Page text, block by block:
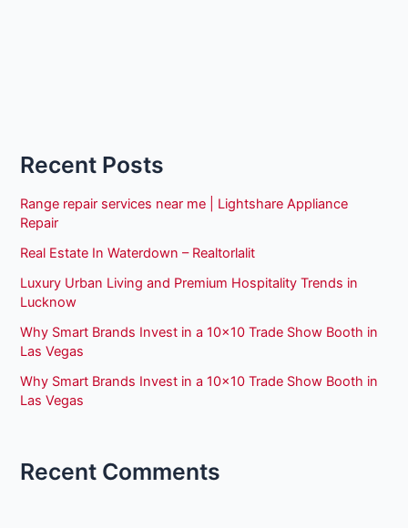
Recent Posts
Range repair services near me | Lightshare Appliance
Repair
Real Estate In Waterdown – Realtorlalit
Luxury Urban Living and Premium Hospitality Trends in
Lucknow
Why Smart Brands Invest in a 10×10 Trade Show Booth in
Las Vegas
Why Smart Brands Invest in a 10×10 Trade Show Booth in
Las Vegas
Recent Comments